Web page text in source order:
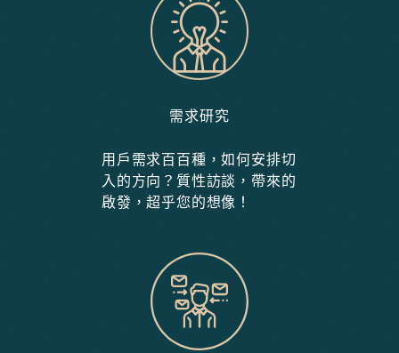
需求研究
用戶需求百百種，如何安排切
入的方向？質性訪談，帶來的
啟發，超乎您的想像！